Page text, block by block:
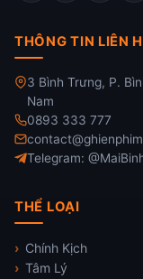
THÔNG TIN LIÊN
3 Bình Trưng, P.
Nam
0893 333 777
Telegram:
THỂ LOẠI
Chính Kịch
Tâm Lý